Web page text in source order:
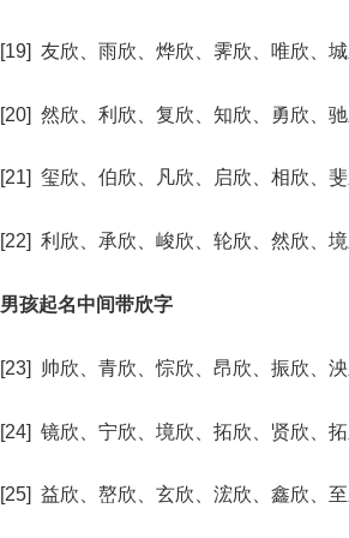
[19] 友欣、雨欣、烨欣、霁欣、唯欣、
[20] 然欣、利欣、复欣、知欣、勇欣、
[21] 玺欣、伯欣、凡欣、启欣、相欣、
[22] 利欣、承欣、峻欣、轮欣、然欣、
男孩起名中间带欣字
[23] 帅欣、青欣、悰欣、昂欣、振欣、
[24] 镜欣、宁欣、境欣、拓欣、贤欣、
[25] 益欣、嶅欣、玄欣、浤欣、鑫欣、